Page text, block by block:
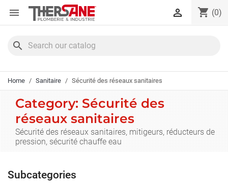
Cookies management panel
 shopping_cart (0)

search
Home Sanitaire Sécurité des réseaux sanitaires
Category: Sécurité des
réseaux sanitaires
Sécurité des réseaux sanitaires, mitigeurs, réducteurs de
pression, sécurité chauffe eau
Subcategories